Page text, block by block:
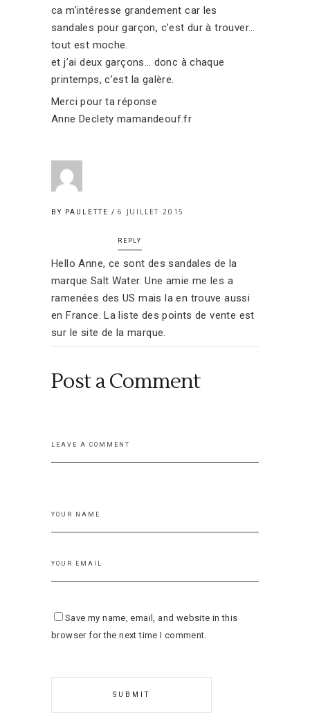
ca m’intéresse grandement car les
sandales pour garçon, c’est dur à trouver…
tout est moche.
et j’ai deux garçons… donc à chaque
printemps, c’est la galère.
Merci pour ta réponse
Anne Declety mamandeouf.fr
BY PAULETTE 6 JUILLET 2015
REPLY
Hello Anne, ce sont des sandales de la
marque Salt Water. Une amie me les a
ramenées des US mais la en trouve aussi
en France. La liste des points de vente est
sur le site de la marque.
Post a Comment
Save my name, email, and website in this
browser for the next time I comment.